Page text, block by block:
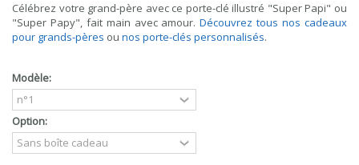
Célébrez votre grand-père avec ce porte-clé illustré "Super Papi" ou
"Super Papy", fait main avec amour.Découvrez tous nos cadeaux
pour grands-pères ou nos porte-clés personnalisés.
Modèle:
Option: